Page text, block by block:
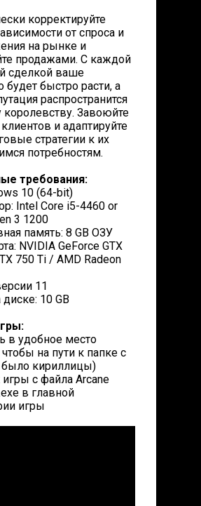
корректируйте
от спроса и
на рынке и
продажами. С каждой
сделкой ваше
будет быстро расти, а
распространится
королевству. Завоюйте
и адаптируйте
стратегии к их
потребностям.
требования:
10 (64-bit)
Intel Core i5-4460 or
3 1200
память: 8 GB ОЗУ
NVIDIA GeForce GTX
750 Ti / AMD Radeon
11
10 GB
в удобное место
на пути к папке с
было кириллицы)
игры с файла Arcane
в главной
игры